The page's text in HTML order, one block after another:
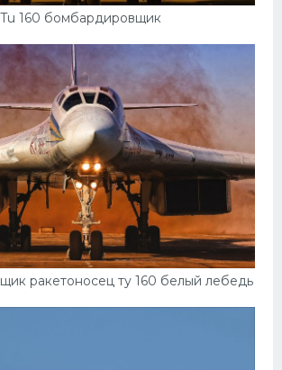
Tu 160 бомбардировщик
ракетоносец ту 160 белый лебедь